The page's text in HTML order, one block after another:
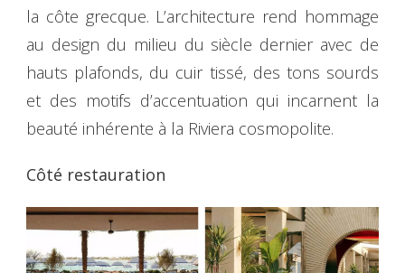
la côte grecque. L’architecture rend hommage
au design du milieu du siècle dernier avec de
hauts plafonds, du cuir tissé, des tons sourds
et des motifs d’accentuation qui incarnent la
beauté inhérente à la Riviera cosmopolite.
Côté restauration